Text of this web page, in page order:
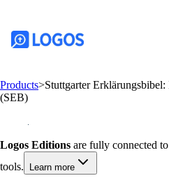
Products>Stuttgarter
(SEB)
Logos Editions are fully connected
tools.
Learn more